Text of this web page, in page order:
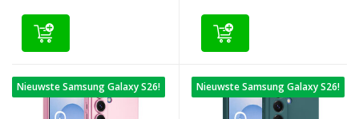
Nieuwste Samsung Galaxy S26! Nieuwste Samsung Galaxy S26!